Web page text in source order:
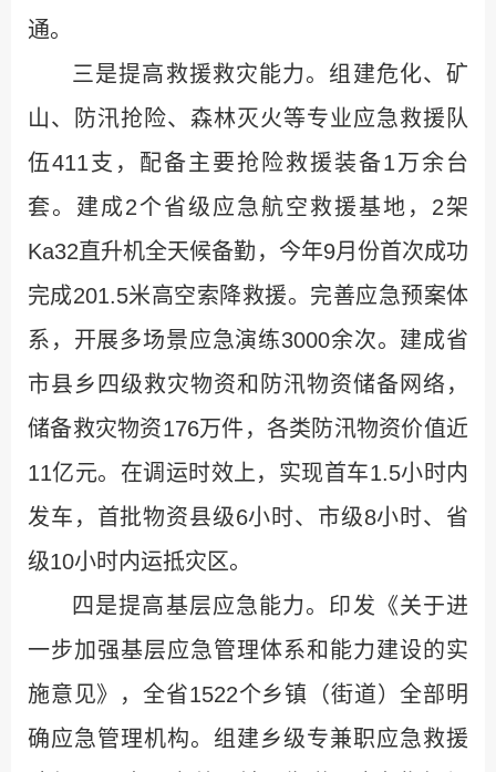
通。
三是提高救援救灾能力。组建危化、矿
山、防汛抢险、森林灭火等专业应急救援队
伍411支，配备主要抢险救援装备1万余台
套。建成2个省级应急航空救援基地，2架
Ka32直升机全天候备勤，今年9月份首次成功
完成201.5米高空索降救援。完善应急预案体
系，开展多场景应急演练3000余次。建成省
市县乡四级救灾物资和防汛物资储备网络，
储备救灾物资176万件，各类防汛物资价值近
11亿元。在调运时效上，实现首车1.5小时内
发车，首批物资县级6小时、市级8小时、省
级10小时内运抵灾区。
四是提高基层应急能力。印发《关于进
一步加强基层应急管理体系和能力建设的实
施意见》，全省1522个乡镇（街道）全部明
确应急管理机构。组建乡级专兼职应急救援